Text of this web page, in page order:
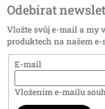
Odebírat
Vložte svůj e-mail a my
produktech na našem e-
E-mail
Vložením e-mailu